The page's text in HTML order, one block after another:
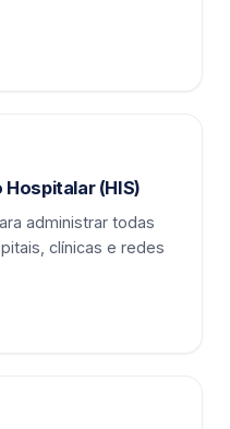
(HIS)
administrar todas
clínicas e redes